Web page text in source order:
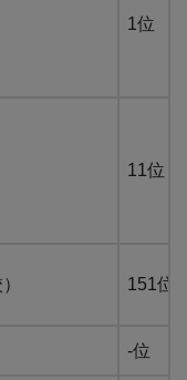
1位
11位
151位
-位